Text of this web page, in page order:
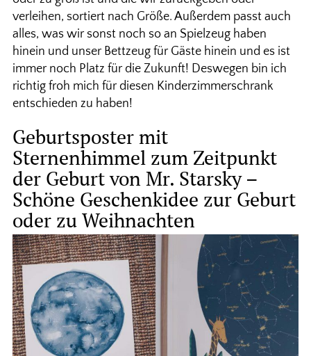
verleihen, sortiert nach Größe. Außerdem passt auch
alles, was wir sonst noch so an Spielzeug haben
hinein und unser Bettzeug für Gäste hinein und es ist
immer noch Platz für die Zukunft! Deswegen bin ich
richtig froh mich für diesen Kinderzimmerschrank
entschieden zu haben!
Geburtsposter mit
Sternenhimmel zum Zeitpunkt
der Geburt von Mr. Starsky –
Schöne Geschenkidee zur Geburt
oder zu Weihnachten